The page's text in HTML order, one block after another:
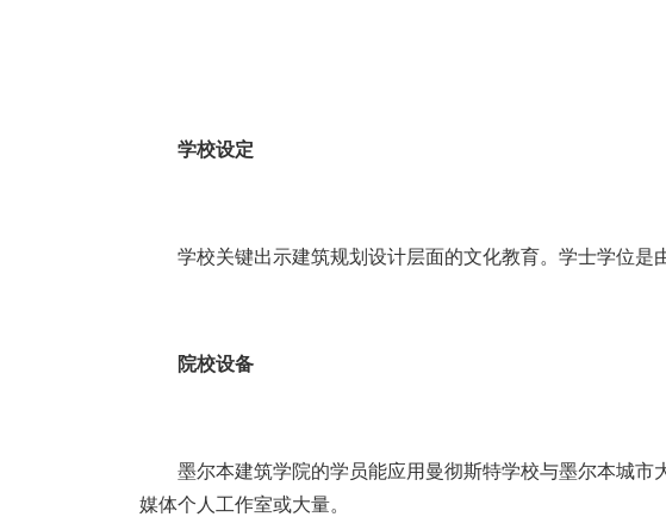
学校设定
学校关键出示建筑规划设计层面的文化教育。学士学位是
院校设备
墨尔本建筑学院的学员能应用曼彻斯特学校与墨尔本城市
媒体个人工作室或大量。